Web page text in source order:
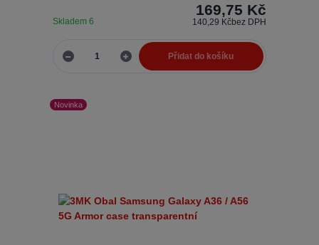
169,75 Kč
140,29 Kčbez DPH
Skladem 6
Přidat do košíku
Novinka